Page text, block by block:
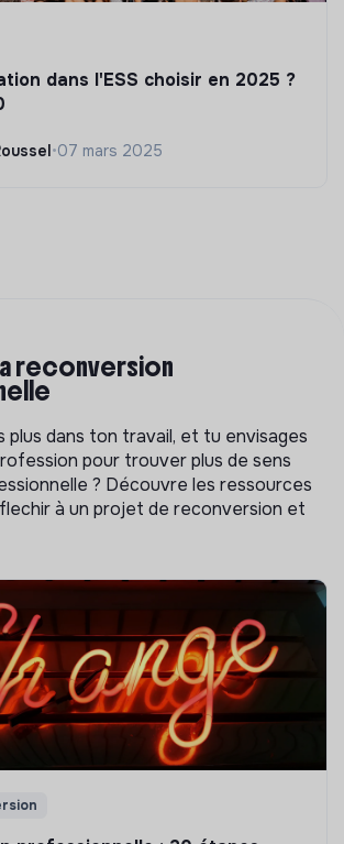
dans l'ESS choisir en 2025 ?
•07 mars 2025
reconversion
plus dans ton travail, et tu envisages
pour trouver plus de sens
? Découvre les ressources
à un projet de reconversion et